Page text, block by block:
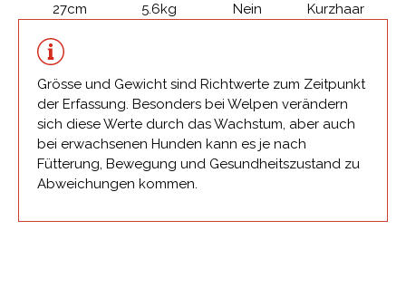
27cm 5.6kg Nein Kurzhaar
Grösse und Gewicht sind Richtwerte zum Zeitpunkt
der Erfassung. Besonders bei Welpen verändern
sich diese Werte durch das Wachstum, aber auch
bei erwachsenen Hunden kann es je nach
Fütterung, Bewegung und Gesundheitszustand zu
Abweichungen kommen.